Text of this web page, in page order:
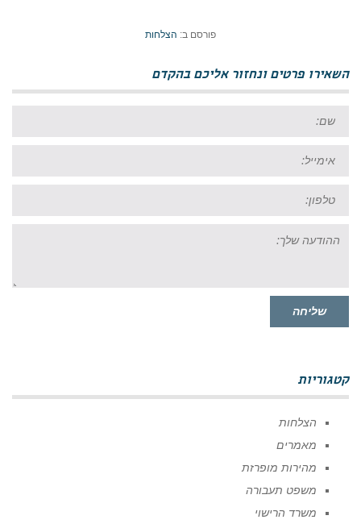
פורסם ב: הצלחות
השאירו פרטים ונחזור אליכם בהקדם
שלך:
שליחה
קטגוריות
הצלחות
מאמרים
מהירות מופרזת
משפט תעבורה
משרד הרישוי